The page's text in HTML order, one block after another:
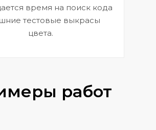
время на поиск кода
тестовые выкрасы
цвета.
работ